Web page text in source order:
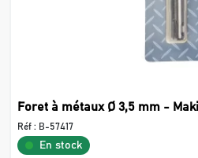
Foret à métaux Ø 3,5 mm -
Réf : B-57417
En stock